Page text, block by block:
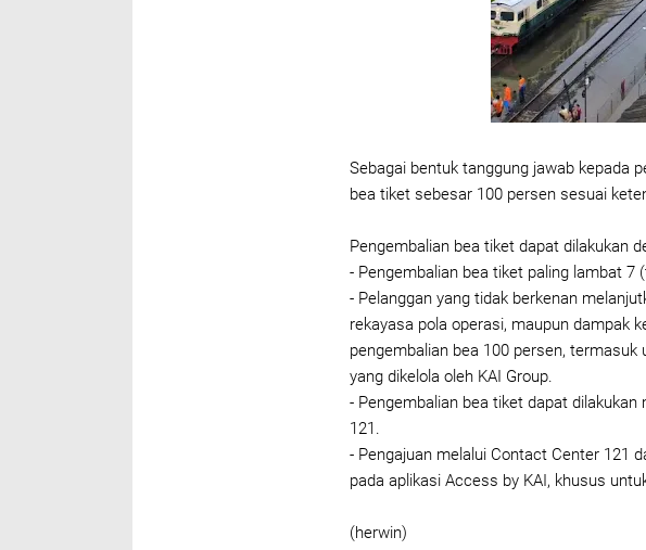
Sebagai bentuk tanggung jawab kepada
bea tiket sebesar 100 persen sesuai
Pengembalian bea tiket dapat dilakukan
- Pengembalian bea tiket paling lambat 7
- Pelanggan yang tidak berkenan
rekayasa pola operasi, maupun dampak
pengembalian bea 100 persen,
yang dikelola oleh KAI Group.
- Pengembalian bea tiket dapat
121.
- Pengajuan melalui Contact Center 121
pada aplikasi Access by KAI, khusus
(herwin)